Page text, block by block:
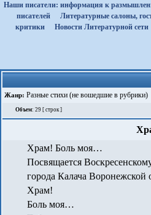
Наши писатели: информация к
писателей
Литературные салоны,
критики
Новости Литературной сети
Жанр: Разные стихи (не вошедшие в рубрики)
Объем: 29 [ строк ]
Храм! Боль моя…
Посвящается
города Калача Воронежской
Храм!
Боль моя…